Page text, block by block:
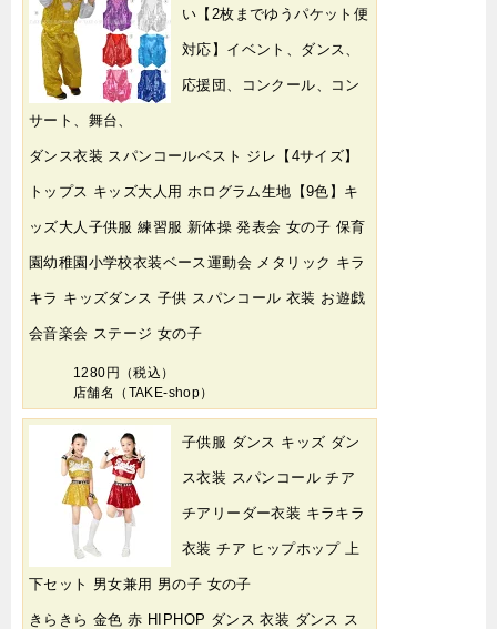
い【2枚までゆうパケット便
対応】イベント、ダンス、
応援団、コンクール、コン
サート、舞台、
ダンス衣装 スパンコールベスト ジレ【4サイズ】
トップス キッズ大人用 ホログラム生地【9色】キ
ッズ大人子供服 練習服 新体操 発表会 女の子 保育
園幼稚園小学校衣装ベース運動会 メタリック キラ
キラ キッズダンス 子供 スパンコール 衣装 お遊戯
会音楽会 ステージ 女の子
1280円（税込）
店舗名（TAKE-shop）
子供服 ダンス キッズ ダン
ス衣装 スパンコール チア
チアリーダー衣装 キラキラ
衣装 チア ヒップホップ 上
下セット 男女兼用 男の子 女の子
きらきら 金色 赤 HIPHOP ダンス 衣装 ダンス ス